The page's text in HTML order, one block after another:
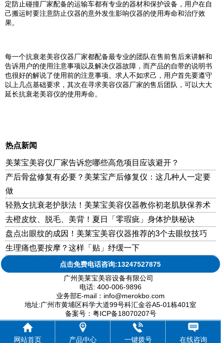
定防止碰撞厂家配备的运输车都有专业的器材和保护设备，用户在自
己搬运时要注意防止仪器的意外发生影响仪器的使用寿命和治疗效
果。
每一个抗衰老美容仪器厂家都配备最专业的团队在售前售后来讲解和
告诉用户的使用注意事项以及解决仪器故障，而产品的自带的说明书
也很好的解说了使用前的注意事项。求人不如求己，用户首先要遵守
以上几点基础要求，其次在寻求美容仪器厂家的售后团队，可以大大
延长抗衰老美容仪的使用寿命。
热点新闻
美莱宝美容仪厂家告诉您哪些高危项目应该避开？
产后骨盆修复有必要？美莱宝产后修复仪：这几种人一定要
做
轻熟女抗衰老护肤法！美莱宝美容仪器教你初老肌肤保养术
去橙皮纹、脱毛、美背！夏日「零瑕疵」身体护肤秘诀
盘点出眼纹的成因！美莱宝美容仪器推荐的3个去眼纹技巧
生理痛也要按摩？这样「贴」纾缓一下
点击免费电话咨询:13247527875
广州美莱宝美容设备有限公司
电话: 400-006-9896
业务部E-mail：info@merokbo.com
地址:广州市黄埔区科学大道99号科汇金谷A5-01栋401室
备案号：粤ICP备18070207号
网站首页 产品中心 一键拨号 在线咨询